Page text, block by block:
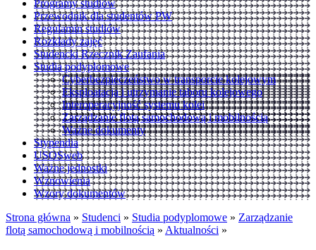
Programy studiów
Przewodnik dla studentów PW
Regulamin studiów
Rozkłady zajęć
Studencki Rzecznik Zaufania
Studia podyplomowe
Cyberbezpieczeństwo w transporcie kolejowym
Eksploatacja i utrzymanie taboru kolejowego
Interoperacyjność systemu kolei
Zarządzanie flotą samochodową i mobilnością
Ważne dokumenty
Stypendia
USOSweb
Ważne jednostki
Wznowienia
Wzory dokumentów
Strona główna » Studenci » Studia podyplomowe » Zarządzanie
flotą samochodową i mobilnością » Aktualności »